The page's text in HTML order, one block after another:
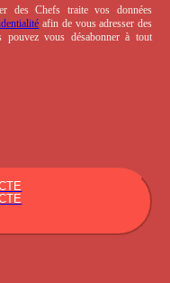
des Chefs traite vos données
afin de vous adresser des
pouvez vous désabonner à tout